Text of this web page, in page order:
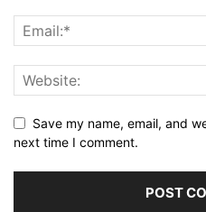
Save my name, email, and
next time I comment.